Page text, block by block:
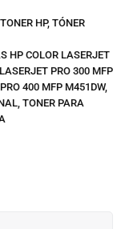
TONER HP, TÓNER
HP COLOR LASERJET
PRO 300 MFP
400 MFP M451DW,
, TONER PARA